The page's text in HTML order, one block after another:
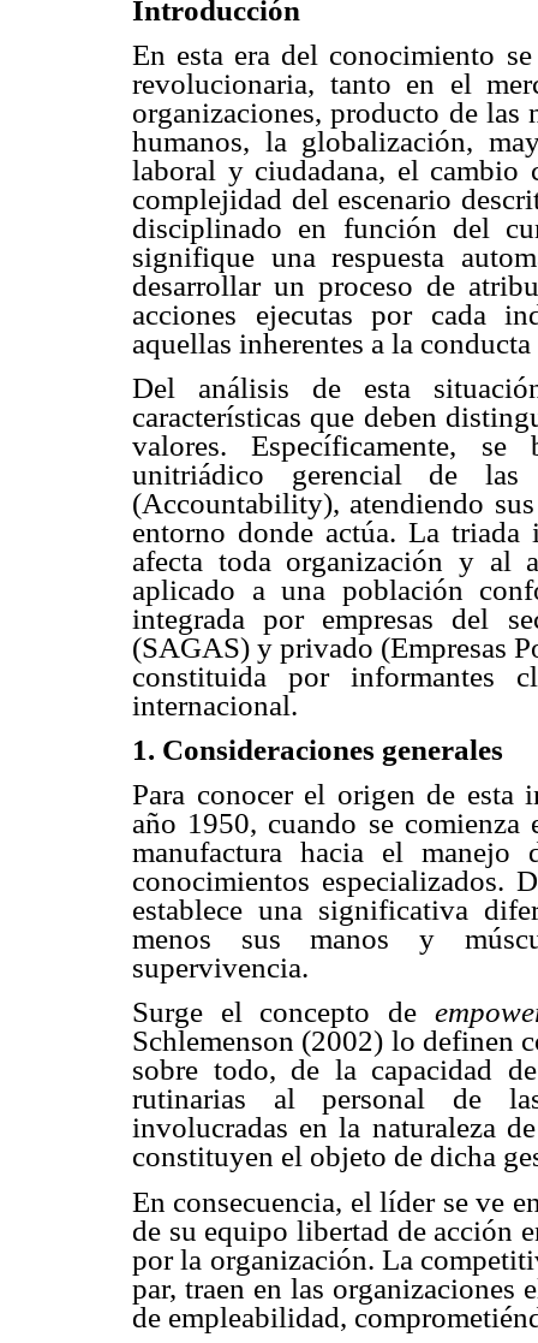
Introducción
En esta era del conocimiento
revolucionaria, tanto en el
organizaciones, producto de las
humanos, la globalización,
laboral y ciudadana, el cambio
complejidad del escenario
disciplinado en función del
signifique una respuesta
desarrollar un proceso de
acciones ejecutas por cada
aquellas inherentes a la
Del análisis de esta
características que deben
valores. Específicamente,
unitriádico gerencial de las
(Accountability), atendiendo
entorno donde actúa. La
afecta toda organización y al
aplicado a una población
integrada por empresas del
(SAGAS) y privado (Empresas
constituida por informantes
internacional.
1. Consideraciones generales
Para conocer el origen de esta
año 1950, cuando se
manufactura hacia el manejo
conocimientos especializados.
establece una significativa
menos sus manos y
supervivencia.
Surge el concepto de
Schlemenson (2002) lo definen
sobre todo, de la capacidad
rutinarias al personal de
involucradas en la naturaleza
constituyen el objeto de dicha
En consecuencia, el líder se ve
de su equipo libertad de acción
por la organización. La
par, traen en las organizaciones
de empleabilidad,